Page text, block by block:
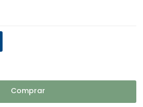
Comprar